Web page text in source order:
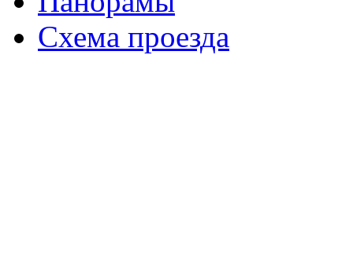
Схема проезда